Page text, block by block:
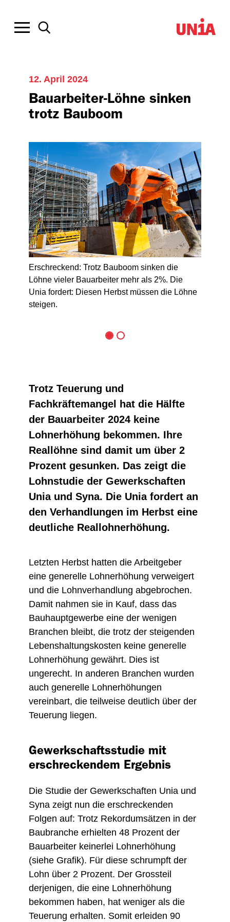
12. April 2024
Bauarbeiter-Löhne sinken
trotz Bauboom
Erschreckend: Trotz Bauboom sinken die
Löhne vieler Bauarbeiter mehr als 2%. Die
Unia fordert: Diesen Herbst müssen die Löhne
steigen.
Trotz Teuerung und
Fachkräftemangel hat die Hälfte
der Bauarbeiter 2024 keine
Lohnerhöhung bekommen. Ihre
Reallöhne sind damit um über 2
Prozent gesunken. Das zeigt die
Lohnstudie der Gewerkschaften
Unia und Syna. Die Unia fordert an
den Verhandlungen im Herbst eine
deutliche Reallohnerhöhung.
Letzten Herbst hatten die Arbeitgeber
eine generelle Lohnerhöhung verweigert
und die Lohnverhandlung abgebrochen.
Damit nahmen sie in Kauf, dass das
Bauhauptgewerbe eine der wenigen
Branchen bleibt, die trotz der steigenden
Lebenshaltungskosten keine generelle
Lohnerhöhung gewährt. Dies ist
ungerecht. In anderen Branchen wurden
auch generelle Lohnerhöhungen
vereinbart, die teilweise deutlich über der
Teuerung liegen.
Gewerkschaftsstudie mit
erschreckendem Ergebnis
Die Studie der Gewerkschaften Unia und
Syna zeigt nun die erschreckenden
Folgen auf: Trotz Rekordumsätzen in der
Baubranche erhielten 48 Prozent der
Bauarbeiter keinerlei Lohnerhöhung
(siehe Grafik). Für diese schrumpft der
Lohn über 2 Prozent. Der Grossteil
derjenigen, die eine Lohnerhöhung
bekommen haben, hat weniger als die
Teuerung erhalten. Somit erleiden 90